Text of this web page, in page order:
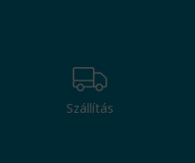
Szállítás